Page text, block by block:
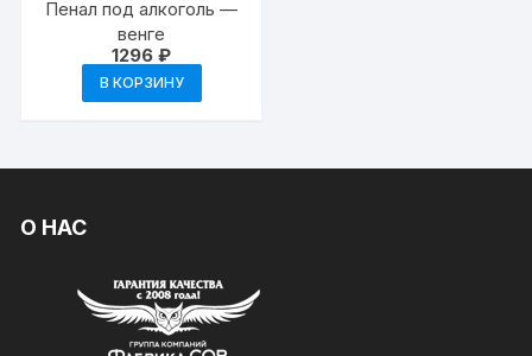
Пенал под алкоголь —
венге
1296₽
В КОРЗИНУ
О НАС